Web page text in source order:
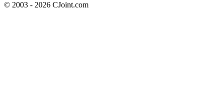
© 2003 - 2026 CJoint.com